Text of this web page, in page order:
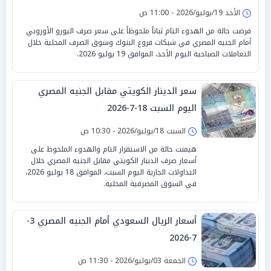
الأحد 19/يوليو/2026 - 11:00 ص
فرضت حالة من الهدوء التام ثباتاً ملحوظاً على سعر صرف اليورو الأوروبي
أمام الجنيه المصري في شبكات فروع البنوك وسوق الصرف المحلية خلال
التعاملات الصباحية اليوم الأحد، الموافق 19 يوليو 2026.
سعر الدينار الكويتي مقابل الجنيه المصري
اليوم السبت 18-7-2026
السبت 18/يوليو/2026 - 10:30 ص
هيمنت حالة من الاستقرار التام والهدوء الملحوظ على
أسعار صرف الدينار الكويتي مقابل الجنيه المصري خلال
التداولات الجارية اليوم السبت، الموافق 18 يوليو 2026،
في السوق المصرفية المحلية.
أسعار الريال السعودي أمام الجنيه المصري 3-
7-2026
الجمعة 03/يوليو/2026 - 11:30 ص